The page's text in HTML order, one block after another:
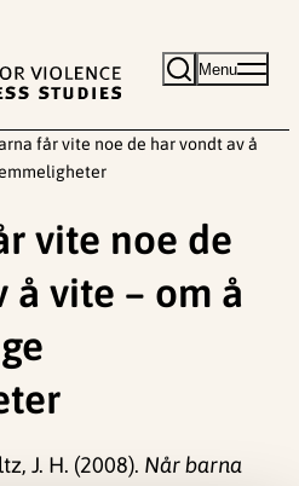
Menu
får vite noe de har vondt av å
vite noe de
å vite – om å
J. H. (2008). Når barna